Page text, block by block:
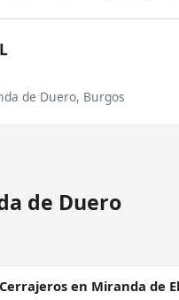
de Duero, Burgos
de Duero
Cerrajeros en Miranda de